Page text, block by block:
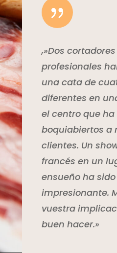
{
,»Dos
profesionales
una cata de
diferentes en
el centro que
boquiabiertos a
clientes. Un
francés en un
ensueño ha sido
impresionante.
vuestra
buen hacer.»